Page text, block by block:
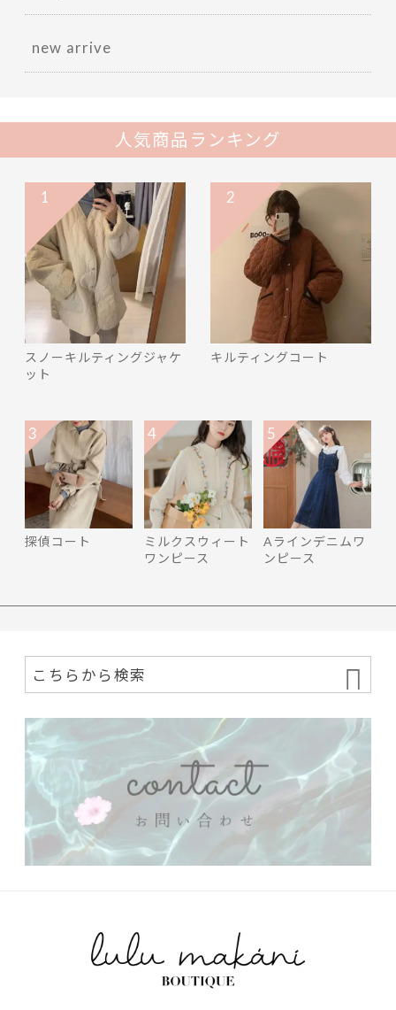
new arrive
人気商品ランキング
スノーキルティングジャケ
ット
1
キルティングコート
2
探偵コート
3
ミルクスウィート
ワンピース
4
Aラインデニムワ
ンピース
5